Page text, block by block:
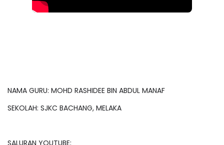
NAMA GURU: MOHD RASHIDEE BIN ABDUL MANAF
SEKOLAH: SJKC BACHANG, MELAKA